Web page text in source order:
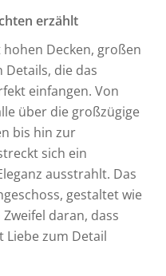
erzählt
Decken, großen
die das
einfangen. Von
über die großzügige
bis hin zur
sich ein
ausstrahlt. Das
gestaltet wie
daran, dass
zum Detail